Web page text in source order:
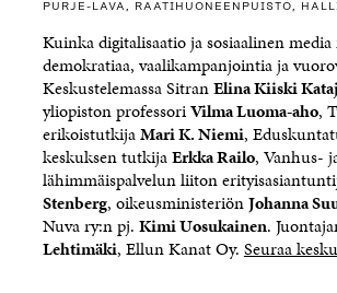
PURJE-LAVA, RAATIHUONEENPUISTO,
Kuinka digitalisaatio ja sosiaalinen
demokratiaa, vaalikampanjointia ja
Keskustelemassa SitranElina Kiiski
yliopiston professoriVilma Luoma-aho,
erikoistutkijaMari K. Niemi,
keskuksen tutkijaErkka Railo, Vanhus-
lähimmäispalvelun liiton
Stenberg, oikeusministeriönJohanna
Nuva ry:n pj. Kimi Uosukainen.
Lehtimäki, Ellun Kanat Oy. Seuraa